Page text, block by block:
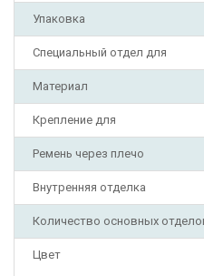
Упаковка
Специальный отдел для
Материал
Крепление для
Ремень через плечо
Внутренняя отделка
Количество основных
Цвет